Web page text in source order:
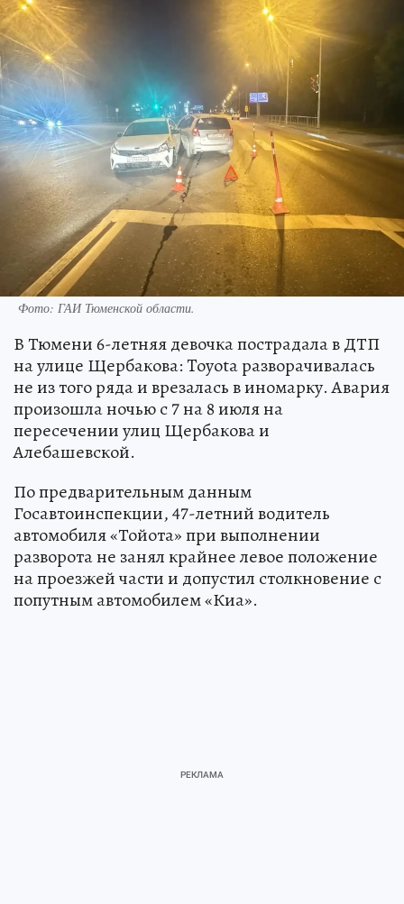
Фото: ГАИ Тюменской области.
В Тюмени 6-летняя девочка пострадала в ДТП
на улице Щербакова: Toyota разворачивалась
не из того ряда и врезалась в иномарку. Авария
произошла ночью с 7 на 8 июля на
пересечении улиц Щербакова и
Алебашевской.
По предварительным данным
Госавтоинспекции, 47-летний водитель
автомобиля «Тойота» при выполнении
разворота не занял крайнее левое положение
на проезжей части и допустил столкновение с
попутным автомобилем «Киа».